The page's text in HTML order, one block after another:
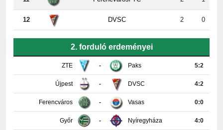
ZTE - Paks
Újpest DVSC 4:2
Ferencváros Vasas 0:0
Győr Nyíregyháza 4:0
Honvéd MTK 3:3